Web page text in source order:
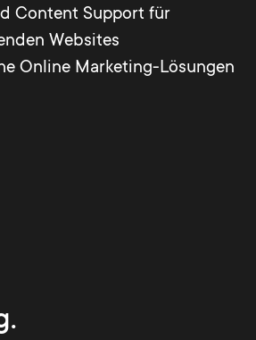
Content Support für
Websites
Online Marketing-Lösungen